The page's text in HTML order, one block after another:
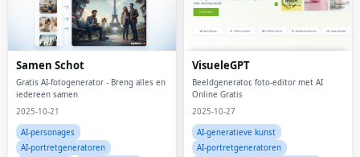
Samen Schot
Gratis AI-fotogenerator - Breng alles en
iedereen samen
2025-10-21
AI-personages
AI-portretgeneratoren
VisueleGPT
Beeldgenerator, foto-editor met AI
Online Gratis
2025-10-27
AI-generatieve kunst
AI-portretgeneratoren